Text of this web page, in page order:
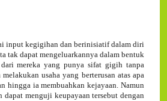
input kegigihan dan berinisiatif dalam diri
tak dapat mengeluarkannya dalam bentuk
mereka yang punya sifat gigih tanpa
usaha yang berterusan atas apa
hingga ia membuahkan kejayaan. Namun
menguji keupayaan tersebut dengan